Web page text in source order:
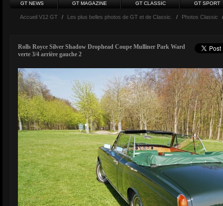
GT NEWS GT MAGAZINE GT CLASSIC GT SPORT
Accueil V12 GT / Les plus belles photos de GT et de Classic. / Photos Classic
Rolls Royce Silver Shadow Drophead Coupe Mulliner Park Ward
verte 3/4 arrière gauche 2